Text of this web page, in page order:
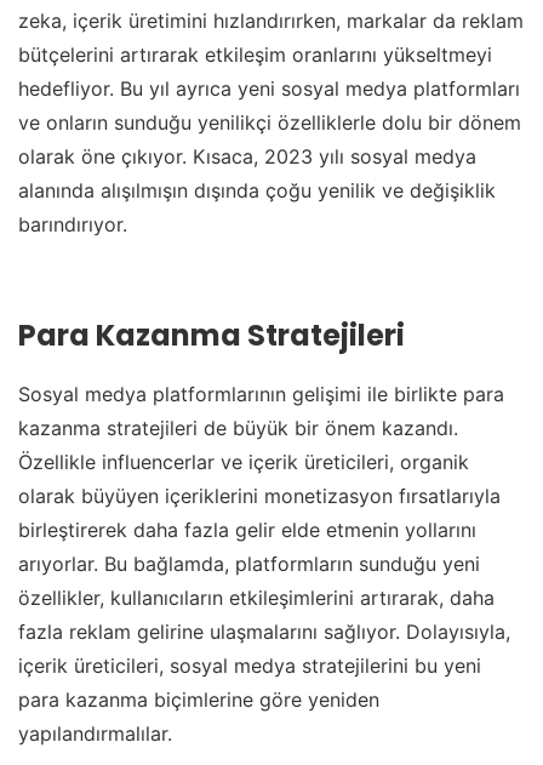
zeka, içerik üretimini hızlandırırken, markalar da reklam
bütçelerini artırarak etkileşim oranlarını yükseltmeyi
hedefliyor. Bu yıl ayrıca yeni sosyal medya platformları
ve onların sunduğu yenilikçi özelliklerle dolu bir dönem
olarak öne çıkıyor. Kısaca, 2023 yılı sosyal medya
alanında alışılmışın dışında çoğu yenilik ve değişiklik
barındırıyor.
Para Kazanma Stratejileri
Sosyal medya platformlarının gelişimi ile birlikte para
kazanma stratejileri de büyük bir önem kazandı.
Özellikle influencerlar ve içerik üreticileri, organik
olarak büyüyen içeriklerini monetizasyon fırsatlarıyla
birleştirerek daha fazla gelir elde etmenin yollarını
arıyorlar. Bu bağlamda, platformların sunduğu yeni
özellikler, kullanıcıların etkileşimlerini artırarak, daha
fazla reklam gelirine ulaşmalarını sağlıyor. Dolayısıyla,
içerik üreticileri, sosyal medya stratejilerini bu yeni
para kazanma biçimlerine göre yeniden
yapılandırmalılar.